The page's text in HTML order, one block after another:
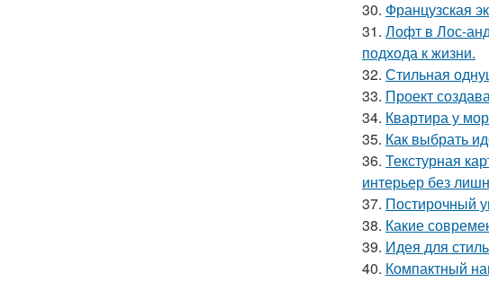
30. Французская
31. Лофт в Лос-
подхода к жизни.
32. Стильная
33. Проект
34. Квартира у
35. Как выбрать
36. Текстурная
интерьер без
37. Постирочный
38. Какие
39. Идея для
40. Компактный